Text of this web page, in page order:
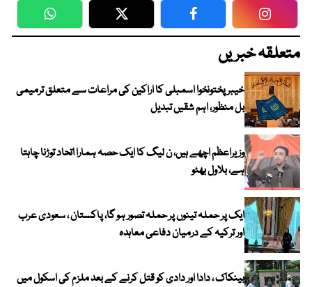
WhatsApp Twitter Facebook
متعلقہ خبریں
خیبرپختونخوا اسمبلی کا اراکین کی مراعات سے متعلق ترمیمی
بل منظور، اہم شقیں تبدیل
وزیراعظم اچھے ہیں، ن لیگ کا ایک حصہ ہمارا اتحاد توڑنا چاہتا
ہے، بلاول بھٹو
ایک پر حملہ تینوں پر حملہ تصور ہو گا، پاکستان ، سعودی عرب
اور ترکیہ کے درمیان دفاعی معاہدہ
بینکاک ، دادا اور دادی کو قتل کرنے کے بعد ملزم کی اسکول میں